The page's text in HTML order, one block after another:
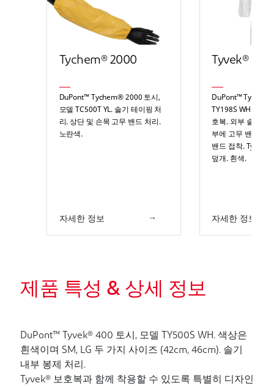
Tychem® 2000
DuPont™ Tychem® 2000 토시,
모델 TC500T YL. 솔기 테이핑 처
리. 상단 및 손목 고무 밴드 처리.
노란색.
자세한 정보
Tyvek® 400
DuPont™ Tyvek®
TY198S WH. 후드
호복. 외부 솔기.
부에 고무 밴드 처
밴드 접착. Tyvek®
덮개. 흰색.
자세한 정보
제품 특성 & 상세 정보
DuPont™ Tyvek® 400 토시, 모델 TY500S WH. 색상은
흰색이며 SM, LG 두 가지 사이즈 (42cm, 46cm). 솔기
내부 봉제 처리.
Tyvek® 보호복과 함께 착용할 수 있도록 특별히 디자인